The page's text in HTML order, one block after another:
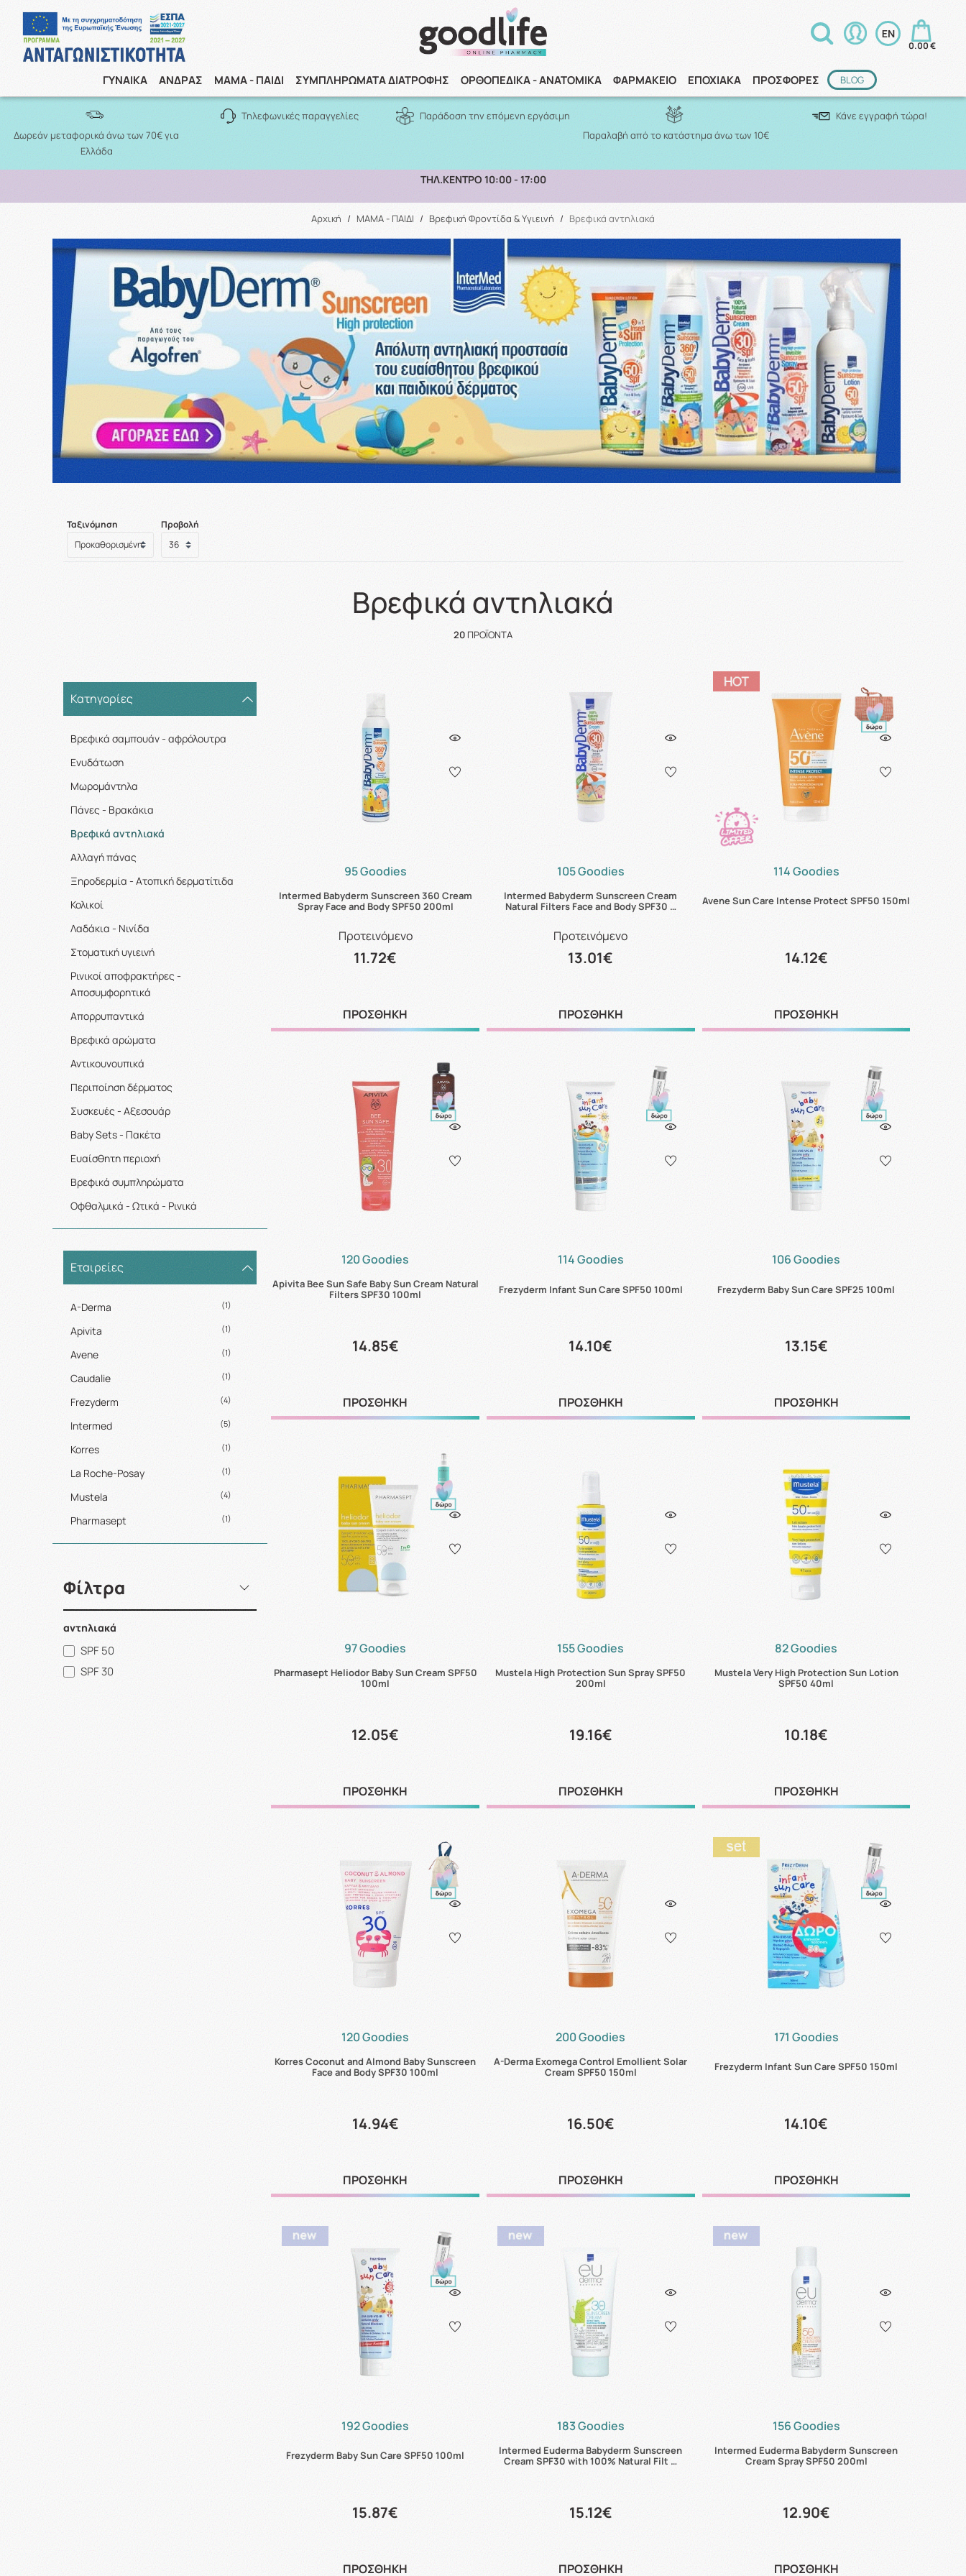
0.00 €
ΓΥΝΑΙΚΑ ΑΝΔΡΑΣ ΜΑΜΑ - ΠΑΙΔΙ ΣΥΜΠΛΗΡΩΜΑΤΑ ΔΙΑΤΡΟΦΗΣ ΟΡΘΟΠΕΔΙΚΑ - ΑΝΑΤΟΜΙΚΑ ΦΑΡΜΑΚΕΙΟ ΕΠΟΧΙΑΚΑ ΠΡΟΣΦΟΡΕΣ BLOG
Αναζήτηση
Δωρεάν μεταφορικά άνω των 70€ για
Ελλάδα
Τηλεφωνικές παραγγελίες
Παράδοση την επόμενη εργάσιμη
Παραλαβή από το κατάστημα άνω των 10€
Κάνε εγγραφή τώρα!
ΠΑΡΑΛΑΒΗ ΑΠΟ ΤΟ ΚΑΤΑΣΤΗΜΑ ΑΝΩ ΤΩΝ 10€
Αρχική / ΜΑΜΑ - ΠΑΙΔΙ / Βρεφική Φροντίδα & Υγιεινή / Βρεφικά αντηλιακά
Ταξινόμηση Προβολή
Βρεφικά αντηλιακά
20ΠΡΟΪΌΝΤΑ
Κατηγορίες
Βρεφικά σαμπουάν - αφρόλουτρα
Ενυδάτωση
Μωρομάντηλα
Πάνες - Βρακάκια
Βρεφικά αντηλιακά
Αλλαγή πάνας
Ξηροδερμία - Ατοπική δερματίτιδα
Κολικοί
Λαδάκια - Νινίδα
Στοματική υγιεινή
Ρινικοί αποφρακτήρες -
Αποσυμφορητικά
Απορρυπαντικά
Βρεφικά αρώματα
Αντικουνουπικά
Περιποίηση δέρματος
Συσκευές - Αξεσουάρ
Baby Sets - Πακέτα
Ευαίσθητη περιοχή
Βρεφικά συμπληρώματα
Οφθαλμικά - Ωτικά - Ρινικά
Εταιρείες
A-Derma (1)
Apivita (1)
Avene (1)
Caudalie (1)
Frezyderm (4)
Intermed (5)
Korres (1)
La Roche-Posay (1)
Mustela (4)
Pharmasept (1)
Φίλτρα
αντηλιακά
SPF 50
SPF 30
95 Goodies
Intermed Babyderm Sunscreen 360 Cream
Spray Face and Body SPF50 200ml
Προτεινόμενο
11.72€
ΠΡΟΣΘΗΚΗ
105 Goodies
Intermed Babyderm Sunscreen Cream
Natural Filters Face and Body SPF30 …
Προτεινόμενο
13.01€
ΠΡΟΣΘΗΚΗ
114 Goodies
Avene Sun Care Intense Protect SPF50 150ml
14.12€
ΠΡΟΣΘΗΚΗ
120 Goodies
Apivita Bee Sun Safe Baby Sun Cream Natural
Filters SPF30 100ml
14.85€
ΠΡΟΣΘΗΚΗ
114 Goodies
Frezyderm Infant Sun Care SPF50 100ml
14.10€
ΠΡΟΣΘΗΚΗ
106 Goodies
Frezyderm Baby Sun Care SPF25 100ml
13.15€
ΠΡΟΣΘΗΚΗ
97 Goodies
Pharmasept Heliodor Baby Sun Cream SPF50
100ml
12.05€
ΠΡΟΣΘΗΚΗ
155 Goodies
Mustela High Protection Sun Spray SPF50
200ml
19.16€
ΠΡΟΣΘΗΚΗ
82 Goodies
Mustela Very High Protection Sun Lotion
SPF50 40ml
10.18€
ΠΡΟΣΘΗΚΗ
120 Goodies
Korres Coconut and Almond Baby Sunscreen
Face and Body SPF30 100ml
14.94€
ΠΡΟΣΘΗΚΗ
200 Goodies
A-Derma Exomega Control Emollient Solar
Cream SPF50 150ml
16.50€
ΠΡΟΣΘΗΚΗ
171 Goodies
Frezyderm Infant Sun Care SPF50 150ml
14.10€
ΠΡΟΣΘΗΚΗ
192 Goodies
Frezyderm Baby Sun Care SPF50 100ml
15.87€
ΠΡΟΣΘΗΚΗ
183 Goodies
Intermed Euderma Babyderm Sunscreen
Cream SPF30 with 100% Natural Filt …
15.12€
ΠΡΟΣΘΗΚΗ
156 Goodies
Intermed Euderma Babyderm Sunscreen
Cream Spray SPF50 200ml
12.90€
ΠΡΟΣΘΗΚΗ